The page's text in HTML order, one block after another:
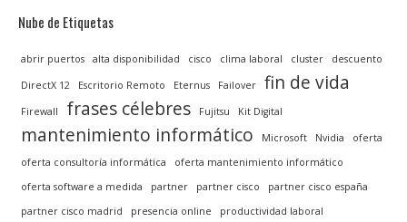
Nube de Etiquetas
abrir puertos alta disponibilidad cisco clima laboral cluster descuento
DirectX 12 Escritorio Remoto Eternus Failover fin de vida
Firewall frases célebres Fujitsu Kit Digital
mantenimiento informático Microsoft Nvidia
oferta
oferta consultoría informática
oferta mantenimiento informático
oferta software a medida
partner partner cisco
partner cisco españa
partner cisco madrid
presencia online productividad laboral